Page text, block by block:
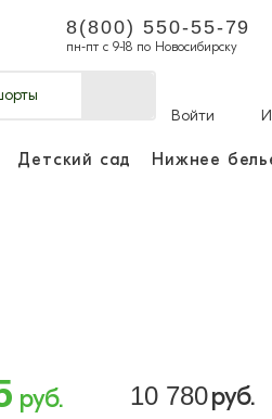
8(800) 550-55-79
пн-пт с 9-18 по Новосибирску
Войти
Детский сад Нижнее
руб. 10 780руб.